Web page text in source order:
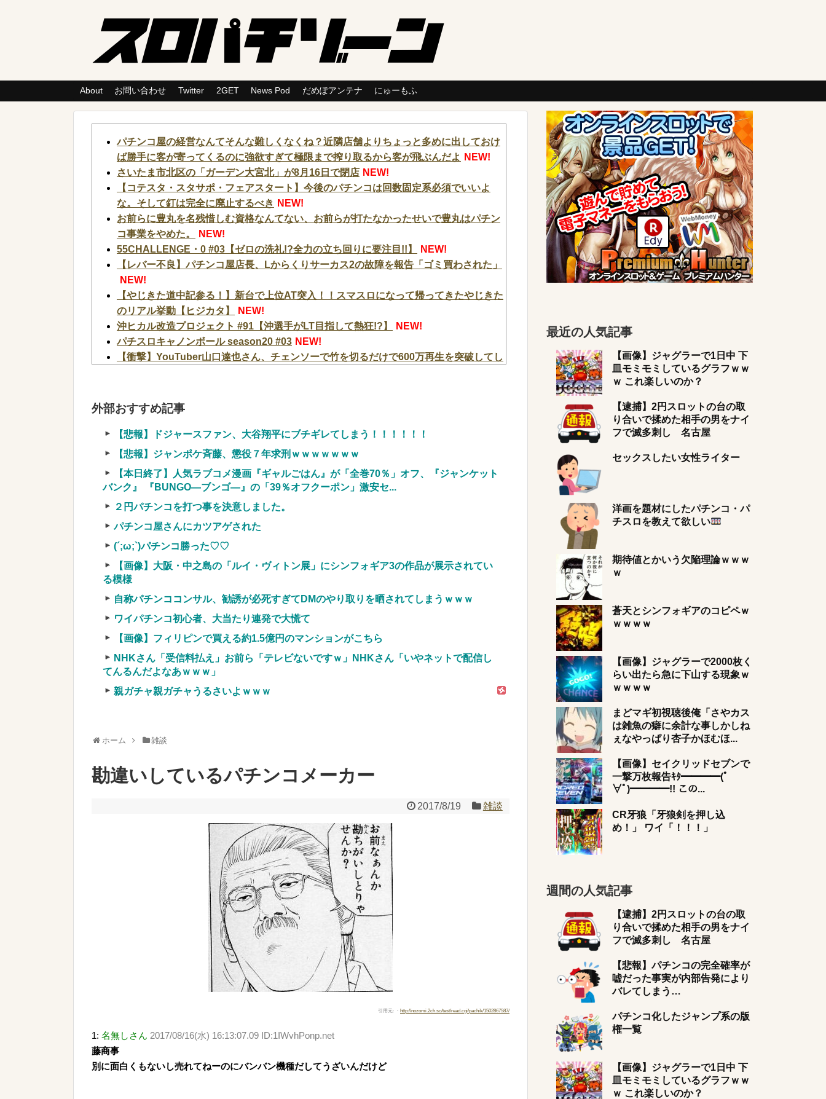
About お問い合わせ Twitter 2GET News Pod だめぽアンテナ にゅーもふ
パチンコ屋の経営なんてそんな難しくなくね？近隣店舗よりちょっと多めに出しておけ
ば勝手に客が寄ってくるのに強欲すぎて極限まで搾り取るから客が飛ぶんだよ
NEW!
さいたま市北区の「ガーデン大宮北」が8月16日で閉店 NEW!
【コテスタ・スタサポ・フェアスタート】今後のパチンコは回数固定系必須でいいよ
な。そして釘は完全に廃止するべき NEW!
お前らに豊丸を名残惜しむ資格なんてない、お前らが打たなかったせいで豊丸はパチン
コ事業をやめた。
NEW!
55CHALLENGE・0 #03【ゼロの洗礼!?全力の立ち回りに要注目!!】
NEW!
【レバー不良】パチンコ屋店長、Lからくりサーカス2の故障を報告「ゴミ買わされた」
NEW!
【やじきた道中記参る！】新台で上位AT突入！！スマスロになって帰ってきたやじきた
のリアル挙動【ヒジカタ】
NEW!
沖ヒカル改造プロジェクト #91【沖選手がLT目指して熱狂!?】
NEW!
パチスロキャノンボール season20 #03 NEW!
【衝撃】YouTuber山口達也さん、チェンソーで竹を切るだけで600万再生を突破してし
【速報】日本製メモリに世界中から注文殺到！！！ １兆５０００億円で工場増築へ
NEW!
【辺野古転覆】同志社国際高の説明、嘘だらけだった…ヘリ基地反対協議会の虚偽説明
も判明してネット民の怒り爆発 NEW!
【超絶悲報】婚活女子さん、残酷な現実に気付いてしまった結果…
NEW!
【速報】へずまりゅうさん、完全に聖人の顔へ←これw w w w w w w w
【緊急】爆美女「すみません。砲弾3つ持ってきました」警察「！？」自衛隊「！？」→
結果w w w w w w w w NEW!
実質確率という罠
【競馬・難解】6/30(水)第44回帝王賞(JpnI) Part6 みんなの予想
名機が生まれなかった悲しい枠
Powered by livedoor 相互RSS
外部おすすめ記事
【悲報】ドジャースファン、大谷翔平にブチギレてしまう！！！！！！
【悲報】ジャンポケ斉藤、懲役７年求刑ｗｗｗｗｗｗｗ
【本日終了】人気ラブコメ漫画『ギャルごはん』が「全巻70％」オフ、『ジャンケット
バンク』 『BUNGO―ブンゴ―』の「39％オフクーポン」激安セ...
２円パチンコを打つ事を決意しました。
パチンコ屋さんにカツアゲされた
(´;ω;`)パチンコ勝った♡♡
【画像】大阪・中之島の「ルイ・ヴィトン展」にシンフォギア3の作品が展示されてい
る模様
自称パチンココンサル、勧誘が必死すぎてDMのやり取りを晒されてしまうｗｗｗ
ワイパチンコ初心者、大当たり連発で大慌て
【画像】フィリピンで買える約1.5億円のマンションがこちら
NHKさん「受信料払え」お前ら「テレビないですｗ」NHKさん「いやネットで配信し
てんるんだよなあｗｗｗ」
親ガチャ親ガチャうるさいよｗｗｗ
ホーム 雑談
勘違いしているパチンコメーカー
2017/8/19 雑談
引用元: ・ http://nozomi.2ch.sc/test/read.cgi/pachik/1502867587/
1: 名無しさん 2017/08/16(水) 16:13:07.09 ID:1IWvhPonp.net
藤商事
別に面白くもないし売れてねーのにバンバン機種だしてうざいんだけど
最近の人気記事
【画像】ジャグラーで1日中 下
皿モミモミしているグラフｗｗ
ｗ これ楽しいのか？
【逮捕】2円スロットの台の取
り合いで揉めた相手の男をナイ
フで滅多刺し 名古屋
セックスしたい女性ライター
洋画を題材にしたパチンコ・パ
チスロを教えて欲しい
期待値とかいう欠陥理論ｗｗｗ
ｗ
蒼天とシンフォギアのコピペｗ
ｗｗｗｗ
【画像】ジャグラーで2000枚く
らい出たら急に下山する現象ｗ
ｗｗｗｗ
まどマギ初視聴後俺「さやカス
は雑魚の癖に余計な事しかしね
ぇなやっぱり杏子かほむほ...
【画像】セイクリッドセブンで
一撃万枚報告ｷﾀ━━━━(ﾟ
∀ﾟ)━━━━!! この...
CR牙狼「牙狼剣を押し込
め！」 ワイ「！！！」
週間の人気記事
【逮捕】2円スロットの台の取
り合いで揉めた相手の男をナイ
フで滅多刺し 名古屋
【悲報】パチンコの完全確率が
嘘だった事実が内部告発により
バレてしまう…
パチンコ化したジャンプ系の版
権一覧
【画像】ジャグラーで1日中 下
皿モミモミしているグラフｗｗ
ｗ これ楽しいのか？